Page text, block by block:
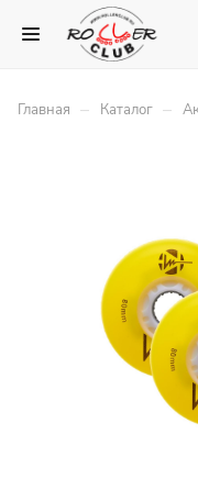
Главная – Каталог –